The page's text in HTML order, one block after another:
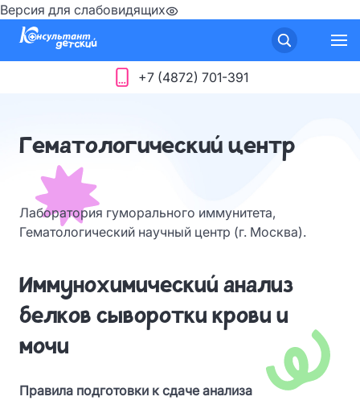
Версия для слабовидящих
+7 (4872) 701-391
Гематологический центр
Лаборатория гуморального иммунитета,
Гематологический научный центр (г. Москва).
Иммунохимический анализ
белков сыворотки крови и
мочи
Правила подготовки к сдаче анализа